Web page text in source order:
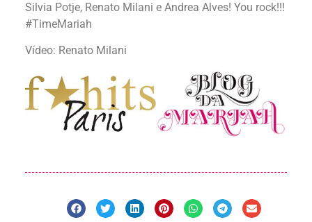
Silvia Potje, Renato Milani e Andrea Alves! You rock!!!
#TimeMariah
Vídeo: Renato Milani